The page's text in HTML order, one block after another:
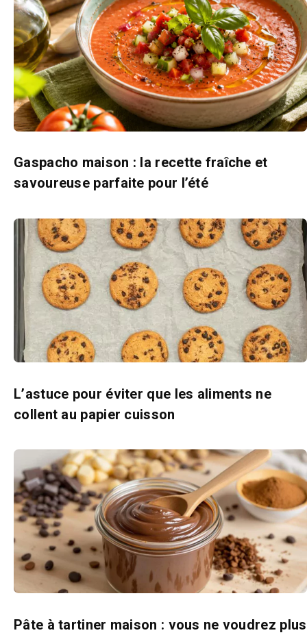
Gaspacho maison : la recette fraîche et
savoureuse parfaite pour l’été
L’astuce pour éviter que les aliments ne
collent au papier cuisson
Pâte à tartiner maison : vous ne voudrez plus